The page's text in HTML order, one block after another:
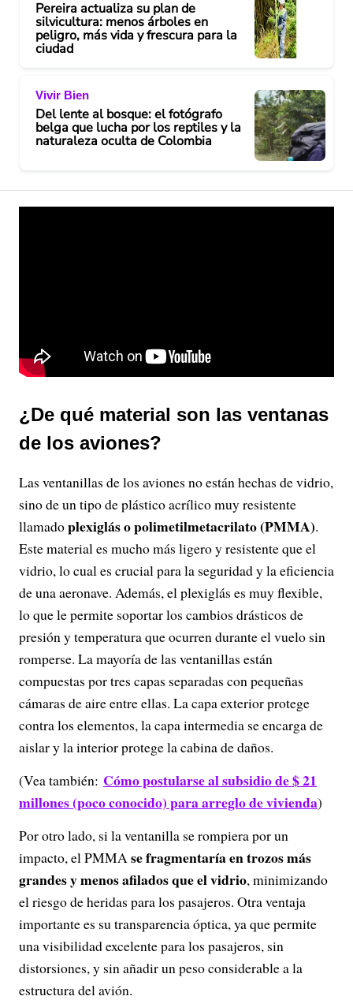
Pereira actualiza su plan de
silvicultura: menos árboles en
peligro, más vida y frescura para la
ciudad
Vivir Bien
Del lente al bosque: el fotógrafo
belga que lucha por los reptiles y la
naturaleza oculta de Colombia
¿De qué material son las ventanas
de los aviones?
Las ventanillas de los aviones no están hechas de vidrio,
sino de un tipo de plástico acrílico muy resistente
llamadoplexiglásopolimetilmetacrilato (PMMA).
Este material es mucho más ligero y resistente que el
vidrio, lo cual es crucial para la seguridad y la eficiencia
de una aeronave. Además, el plexiglás es muy flexible,
lo que le permite soportar los cambios drásticos de
presión y temperatura que ocurren durante el vuelo sin
romperse. La mayoría de las ventanillas están
compuestas por tres capas separadas con pequeñas
cámaras de aire entre ellas. La capa exterior protege
contra los elementos, la capa intermedia se encarga de
aislar y la interior protege la cabina de daños.
(Vea también: Cómo postularse al subsidio de $ 21
millones (poco conocido) para arreglo de vivienda)
Por otro lado, si la ventanilla se rompiera por un
impacto, el PMMAse fragmentaría en trozos más
grandes y menos afilados que el vidrio, minimizando
el riesgo de heridas para los pasajeros. Otra ventaja
importante es su transparencia óptica, ya que permite
una visibilidad excelente para los pasajeros, sin
distorsiones, y sin añadir un peso considerable a la
estructura del avión.